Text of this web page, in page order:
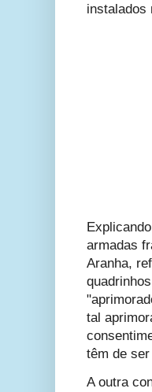
instalados
armadas
Aranha,
tal
têm de
A outra